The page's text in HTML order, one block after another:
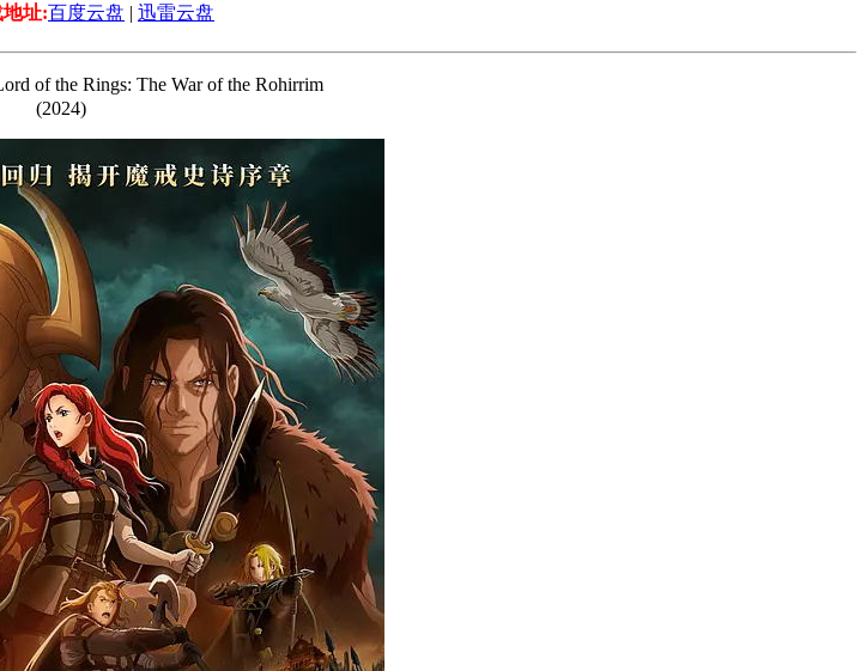
址:百度云盘 | 迅雷云盘
of the Rings: The War of the Rohirrim
(2024)